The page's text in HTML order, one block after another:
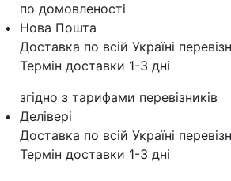
по домовленості
Нова Пошта
Доставка по всій Україні
Термін доставки 1-3 дні
згідно з тарифами перевізників
Делівері
Доставка по всій Україні
Термін доставки 1-3 дні